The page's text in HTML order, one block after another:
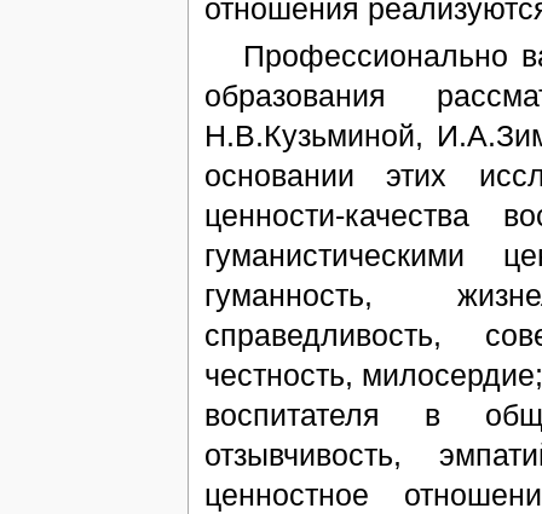
отношения
Профессионально
образования
Н.В.Кузьминой,
основании этих
ценности-качества
гуманистическими
гуманность,
справедливость,
честность,
воспитателя в
отзывчивость,
ценностное